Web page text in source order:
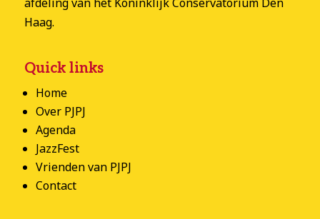
Haag.
Quick links
Home
Over PJPJ
Agenda
JazzFest
Vrienden van PJPJ
Contact